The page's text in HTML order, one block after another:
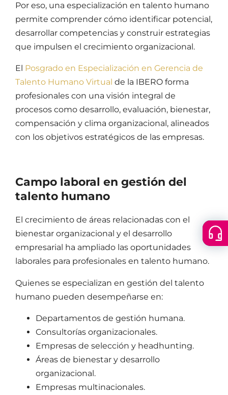
menu
Por eso, una especialización en talento humano
permite comprender cómo identificar potencial,
desarrollar competencias y construir estrategias
que impulsen el crecimiento organizacional.
El Posgrado en Especialización en Gerencia de
Talento Humano Virtual de la IBERO forma
profesionales con una visión integral de
procesos como desarrollo, evaluación, bienestar,
compensación y clima organizacional, alineados
con los objetivos estratégicos de las empresas.
Campo laboral en gestión del
talento humano
El crecimiento de áreas relacionadas con el
bienestar organizacional y el desarrollo
empresarial ha ampliado las oportunidades
laborales para profesionales en talento humano.
Quienes se especializan en gestión del talento
humano pueden desempeñarse en:
Departamentos de gestión humana.
Consultorías organizacionales.
Empresas de selección y headhunting.
Áreas de bienestar y desarrollo
organizacional.
Empresas multinacionales.